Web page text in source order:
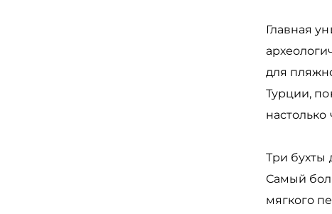
Главная
для
Турции,
Три бухты
Самый
мягкого